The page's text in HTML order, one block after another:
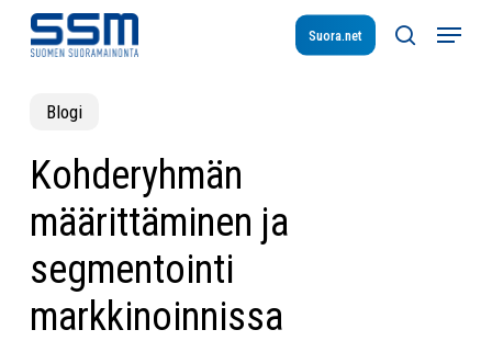
main
Suora.net
search
Menu
Blogi
Kohderyhmän
määrittäminen ja
segmentointi
markkinoinnissa